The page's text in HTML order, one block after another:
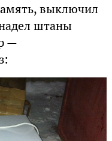
выключил
штаны
—